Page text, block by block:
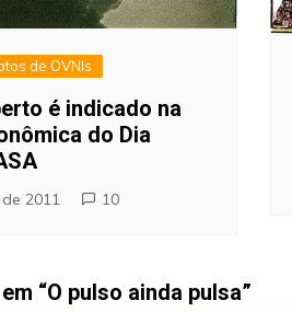
de OVNIs
é indicado na
do Dia
2011 10
“O pulso ainda pulsa”